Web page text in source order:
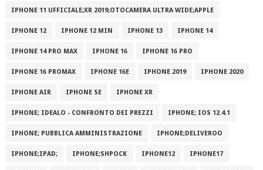
IPHONE 11 UFFICIALE;XR 2019;OTOCAMERA ULTRA WIDE;APPLE
IPHONE 12 IPHONE 12 MIN IPHONE 13 IPHONE 14
IPHONE 14 PRO MAX IPHONE 16 IPHONE 16 PRO
IPHONE 16 PROMAX IPHONE 16E IPHONE 2019 IPHONE 2020
IPHONE AIR IPHONE SE IPHONE XR
IPHONE; IDEALO - CONFRONTO DEI PREZZI IPHONE; IOS 12.4.1
IPHONE; PUBBLICA AMMINISTRAZIONE IPHONE;DELIVEROO
IPHONE;IPAD; IPHONE;SHPOCK IPHONE12 IPHONE17